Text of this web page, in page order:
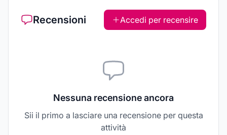
Recensioni Accedi per recensire
Nessuna recensione ancora
Sii il primo a lasciare una recensione per questa
attività